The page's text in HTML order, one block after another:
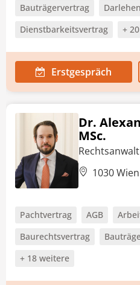
Bauträgervertrag
Dienstbarkeitsvertrag
+
Erstgespräch
Dr.
MSc.
1030 Wien
Pachtvertrag AGB
Baurechtsvertrag
+ 18 weitere